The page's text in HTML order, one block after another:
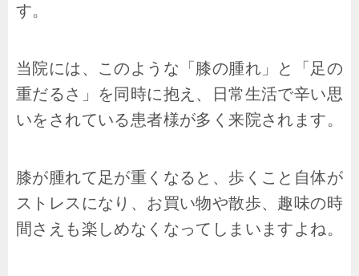
す。
当院には、このような「膝の腫れ」と「足の
重だるさ」を同時に抱え、日常生活で辛い思
いをされている患者様が多く来院されます。
膝が腫れて足が重くなると、歩くこと自体が
ストレスになり、お買い物や散歩、趣味の時
間さえも楽しめなくなってしまいますよね。